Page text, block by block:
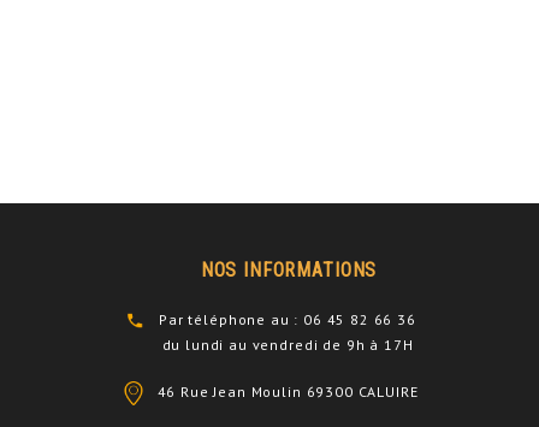
NOS INFORMATIONS
Par téléphone au : 06 45 82 66 36
du lundi au vendredi de 9h à 17H
46 Rue Jean Moulin 69300 CALUIRE